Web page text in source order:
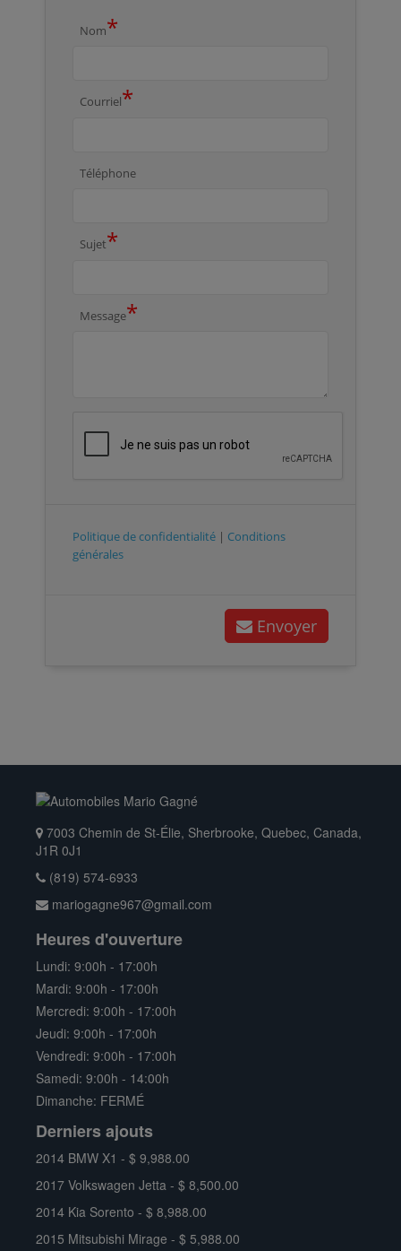
Nom*
Courriel*
Téléphone
Sujet*
Message*
Politique de confidentialité | Conditions
générales
Envoyer
7003 Chemin de St-Élie, Sherbrooke, Quebec, Canada,
J1R 0J1
(819) 574-6933
mariogagne967@gmail.com
Heures d'ouverture
Lundi: 9:00h - 17:00h
Mardi: 9:00h - 17:00h
Mercredi: 9:00h - 17:00h
Jeudi: 9:00h - 17:00h
Vendredi: 9:00h - 17:00h
Samedi: 9:00h - 14:00h
Dimanche: FERMÉ
Derniers ajouts
2014 BMW X1 - $ 9,988.00
2017 Volkswagen Jetta - $ 8,500.00
2014 Kia Sorento - $ 8,988.00
2015 Mitsubishi Mirage - $ 5,988.00